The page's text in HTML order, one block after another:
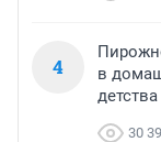
4
в
детства
30